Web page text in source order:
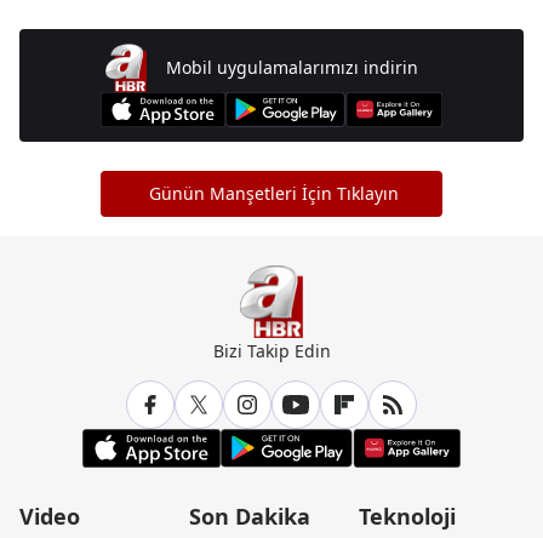
Mobil uygulamalarımızı indirin
Günün Manşetleri İçin Tıklayın
Bizi Takip Edin
Video
Son Dakika
Teknoloji